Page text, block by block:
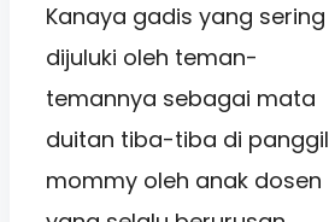
Kanaya gadis yang sering
dijuluki oleh teman-
temannya sebagai mata
duitan tiba-tiba di panggil
mommy oleh anak dosen